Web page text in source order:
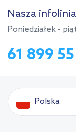
Nasza infolinia
Poniedziałek -
61 899
Polska